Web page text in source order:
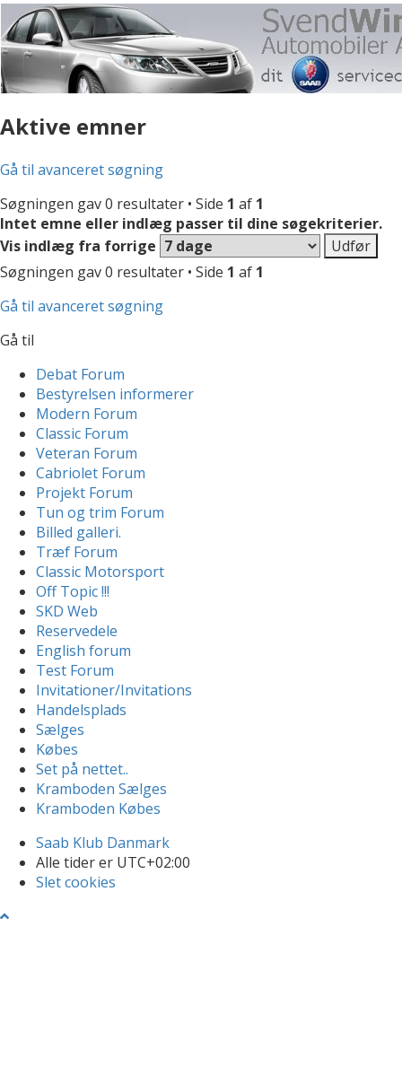
Aktive emner
Gå til avanceret søgning
Søgningen gav 0 resultater • Side 1 af 1
Intet emne eller indlæg passer til dine søgekriterier.
Vis indlæg fra forrige
Søgningen gav 0 resultater • Side 1 af 1
Gå til avanceret søgning
Gå til
Debat Forum
Bestyrelsen informerer
Modern Forum
Classic Forum
Veteran Forum
Cabriolet Forum
Projekt Forum
Tun og trim Forum
Billed galleri.
Træf Forum
Classic Motorsport
Off Topic !!!
SKD Web
Reservedele
English forum
Test Forum
Invitationer/Invitations
Handelsplads
Sælges
Købes
Set på nettet..
Kramboden Sælges
Kramboden Købes
Saab Klub Danmark
Alle tider er UTC+02:00
Slet cookies